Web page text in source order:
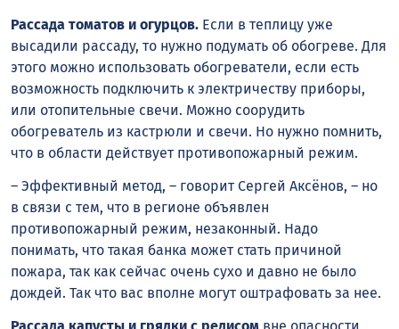
Рассада томатов и огурцов. Если в теплицу уже
высадили рассаду, то нужно подумать об обогреве. Для
этого можно использовать обогреватели, если есть
возможность подключить к электричеству приборы,
или отопительные свечи. Можно соорудить
обогреватель из кастрюли и свечи. Но нужно помнить,
что в области действует противопожарный режим.
– Эффективный метод, – говорит Сергей Аксёнов, – но
в связи с тем, что в регионе объявлен
противопожарный режим, незаконный. Надо
понимать, что такая банка может стать причиной
пожара, так как сейчас очень сухо и давно не было
дождей. Так что вас вполне могут оштрафовать за нее.